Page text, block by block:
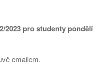
2023 pro studenty pondělí
emailem.